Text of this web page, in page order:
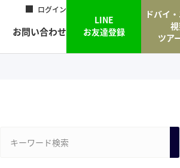
ログイン
お問い合わせ
LINE
お友達登録
ドバイ
ツア